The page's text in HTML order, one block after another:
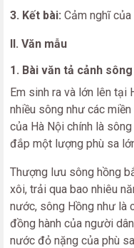
3. Kết bài: Cảm nghĩ
II. Văn mẫu
1. Bài văn tả cảnh
Em sinh ra và lớn lên tại
nhiều sông như các
của Hà Nội chính là
đắp một lượng phù sa
Thượng lưu sông hồng
xôi, trải qua bao nhiêu
nước, sông Hồng như là
đồng hành của người
nước đỏ nặng của phù